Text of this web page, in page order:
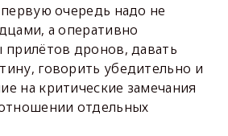
очередь надо не
а оперативно
прилётов дронов, давать
говорить убедительно и
на критические замечания
отдельных